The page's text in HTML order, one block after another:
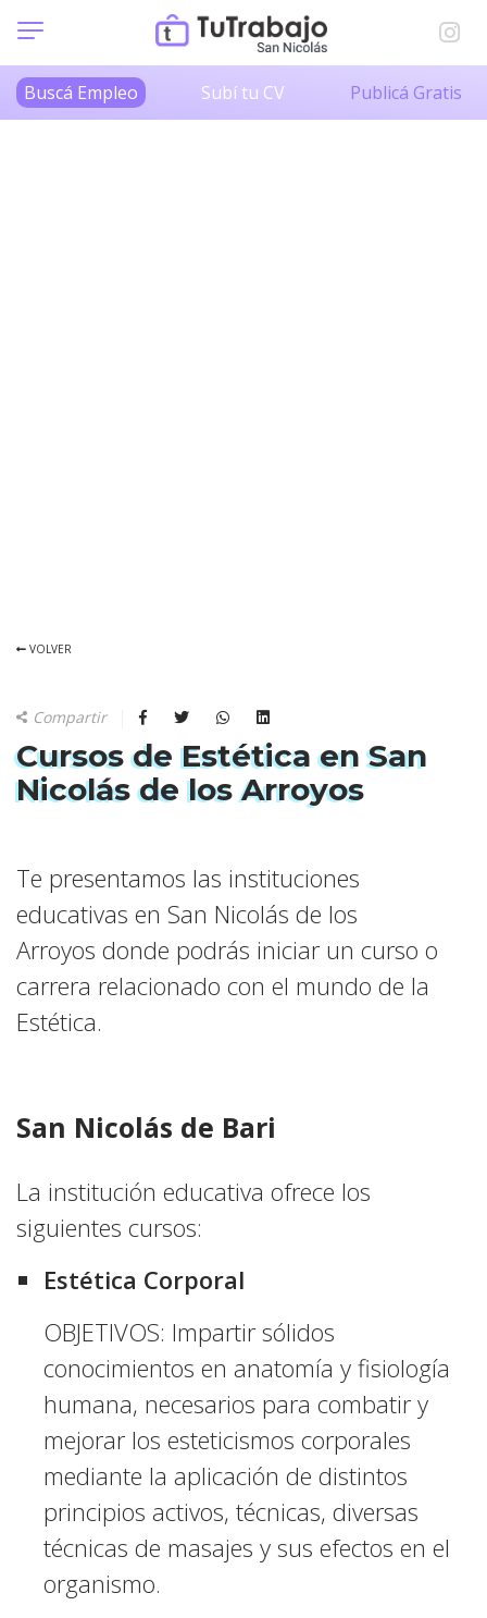
Buscá Empleo Subí tu CV Publicá Gratis
VOLVER
Compartir
Cursos de Estética en San
Nicolás de los Arroyos
Te presentamos las instituciones
educativas en San Nicolás de los
Arroyos donde podrás iniciar un curso o
carrera relacionado con el mundo de la
Estética.
San Nicolás de Bari
La institución educativa ofrece los
siguientes cursos:
Estética Corporal
OBJETIVOS: Impartir sólidos
conocimientos en anatomía y fisiología
humana, necesarios para combatir y
mejorar los esteticismos corporales
mediante la aplicación de distintos
principios activos, técnicas, diversas
técnicas de masajes y sus efectos en el
organismo.